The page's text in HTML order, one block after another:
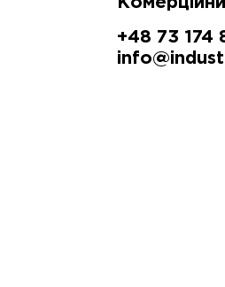
+48 73 174